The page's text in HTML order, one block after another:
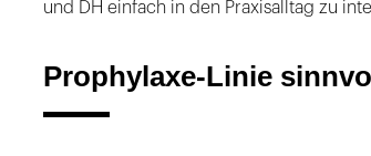
und DH einfach in den Praxisalltag zu
Prophylaxe-Linie